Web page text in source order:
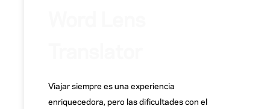
Viajar siempre es una experiencia
enriquecedora, pero las dificultades con el